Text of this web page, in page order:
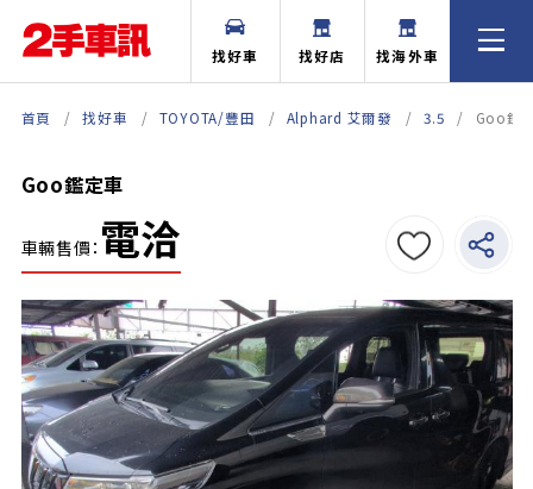
找好車 找好店 找海外車
首頁 找好車 TOYOTA/豐田 Alphard 艾爾發 3.5 Goo鑑
Goo鑑定車
車輛售價： 電洽